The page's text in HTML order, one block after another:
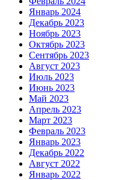
Январь 2024
Декабрь 2023
Ноябрь 2023
Октябрь 2023
Сентябрь 2023
Август 2023
Июль 2023
Июнь 2023
Май 2023
Апрель 2023
Март 2023
Февраль 2023
Январь 2023
Декабрь 2022
Август 2022
Январь 2022